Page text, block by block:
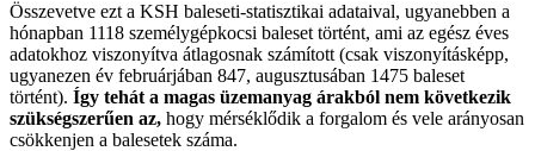
Összevetve ezt a KSH baleseti-statisztikai adataival, ugyanebben a
hónapban 1118 személygépkocsi baleset történt, ami az egész éves
adatokhoz viszonyítva átlagosnak számított (csak viszonyításképp,
ugyanezen év februárjában 847, augusztusában 1475 baleset
történt). Így tehát a magas üzemanyag árakból nem következik
szükségszerűen az, hogy mérséklődik a forgalom és vele arányosan
csökkenjen a balesetek száma.